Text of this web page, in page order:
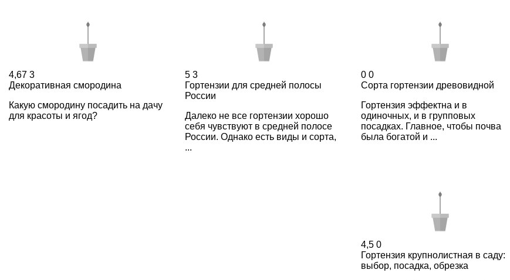
4,67 3
Декоративная смородина
Какую смородину посадить на дачу
для красоты и ягод?
5 3
Гортензии для средней полосы
России
Далеко не все гортензии хорошо
себя чувствуют в средней полосе
России. Однако есть виды и сорта,
...
0 0
Сорта гортензии древовидной
Гортензия эффектна и в
одиночных, и в групповых
посадках. Главное, чтобы почва
была богатой и ...
4,5 0
Гортензия крупнолистная в саду:
выбор, посадка, обрезка